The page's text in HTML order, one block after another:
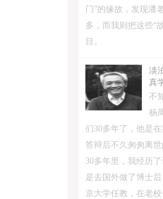
门”的缘故，发现潘
多，而我则把这些“
目。
淡
真
不
杨
们30多年了，他是
答辩后不久匆匆离
30多年里，我经历
是去国外做了博士
京大学任教，在老